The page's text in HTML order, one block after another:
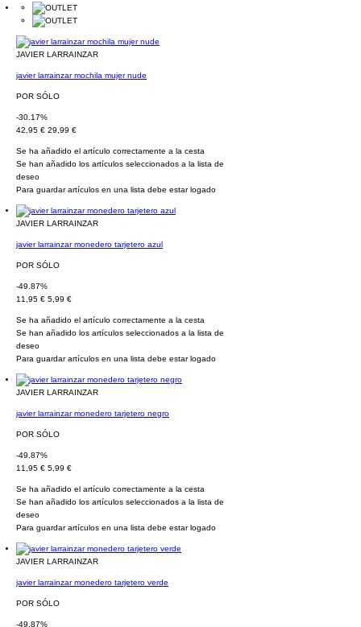
JAVIER LARRAINZAR
javier larrainzar mochila mujer nude
POR SÓLO
-30.17%
42,95 € 29,99 €
Se ha añadido el artículo correctamente a la cesta
Se han añadido los artículos seleccionados a la lista de
deseo
Para guardar artículos en una lista debe estar logado
JAVIER LARRAINZAR
javier larrainzar monedero tarjetero azul
POR SÓLO
-49.87%
11,95 € 5,99 €
Se ha añadido el artículo correctamente a la cesta
Se han añadido los artículos seleccionados a la lista de
deseo
Para guardar artículos en una lista debe estar logado
JAVIER LARRAINZAR
javier larrainzar monedero tarjetero negro
POR SÓLO
-49.87%
11,95 € 5,99 €
Se ha añadido el artículo correctamente a la cesta
Se han añadido los artículos seleccionados a la lista de
deseo
Para guardar artículos en una lista debe estar logado
JAVIER LARRAINZAR
javier larrainzar monedero tarjetero verde
POR SÓLO
-49.87%